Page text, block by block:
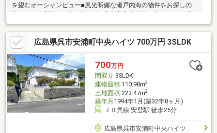
を望むオーシャンビュー■風光明媚な瀬戸内海の物件をお探しの
市立豊浜中学校 徒歩9分■Aコープ 豊島店 徒歩9分□豊島郵便
局 徒歩5分■呉市役所豊浜市民センター 徒歩2分※建物内の残置
物撤去は要相談になります。 売主の契約不適合責任は全て免責
となります。たくさんのお客様から満足のお言葉を頂戴しており
ます◆多数の提携銀行からお薦めローンプランをご提案◆空間ス
タイリストによるトータルインテリア相談まずはお気軽にお問い
合わせくださいませ♪
広島県呉市安浦町中央ハイツ 700万円 3SLDK
700万円
間取り 3SLDK
建物面積110.98m2
土地面積223.47m2
築年月 1994年1月(築32年8ヶ月)
ＪＲ呉線 安登駅 徒歩25分
広島県呉市安浦町中央ハイツ